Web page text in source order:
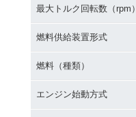
最大トルク回転数（rpm）
燃料供給装置形式
燃料（種類）
エンジン始動方式